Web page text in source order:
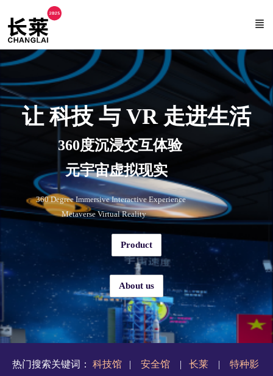
让 科技 与 VR 走进生活
360度沉浸交互体验
元宇宙虚拟现实
360 Degree Immersive Interactive Experience
Metaverse Virtual Reality
Product
About us
热门搜索关键词： 科技馆 | 安全馆 | 长莱 | 特种影